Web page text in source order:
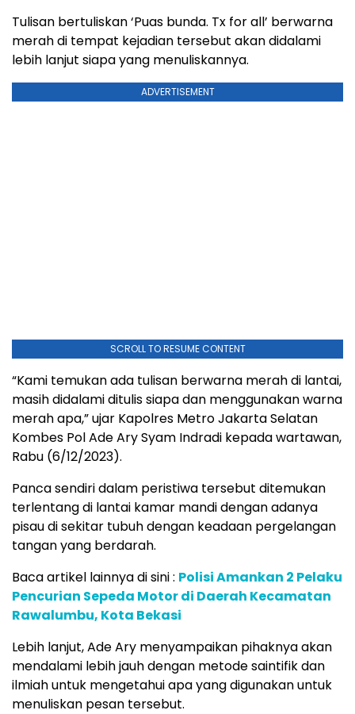
Tulisan bertuliskan ‘Puas bunda. Tx for all’ berwarna
merah di tempat kejadian tersebut akan didalami
lebih lanjut siapa yang menuliskannya.
ADVERTISEMENT
SCROLL TO RESUME CONTENT
“Kami temukan ada tulisan berwarna merah di lantai,
masih didalami ditulis siapa dan menggunakan warna
merah apa,” ujar Kapolres Metro Jakarta Selatan
Kombes Pol Ade Ary Syam Indradi kepada wartawan,
Rabu (6/12/2023).
Panca sendiri dalam peristiwa tersebut ditemukan
terlentang di lantai kamar mandi dengan adanya
pisau di sekitar tubuh dengan keadaan pergelangan
tangan yang berdarah.
Baca artikel lainnya di sini : Polisi Amankan 2 Pelaku
Pencurian Sepeda Motor di Daerah Kecamatan
Rawalumbu, Kota Bekasi
Lebih lanjut, Ade Ary menyampaikan pihaknya akan
mendalami lebih jauh dengan metode saintifik dan
ilmiah untuk mengetahui apa yang digunakan untuk
menuliskan pesan tersebut.